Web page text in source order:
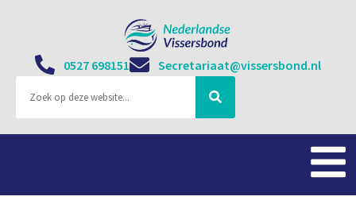
0527 698151 Secretariaat@vissersbond.nl